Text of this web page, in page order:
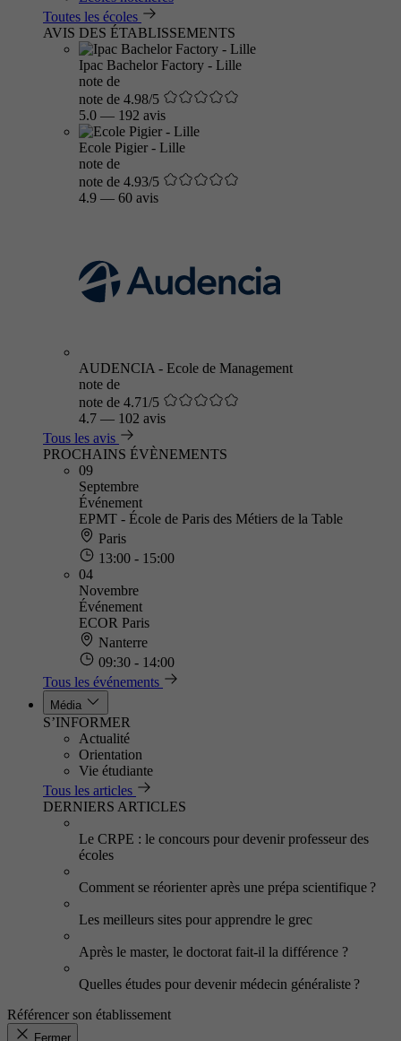
Toutes les écoles
AVIS DES ÉTABLISSEMENTS
Ipac Bachelor Factory - Lille
note de
note de 4.98/5
5.0 — 192 avis
Ecole Pigier - Lille
note de
note de 4.93/5
4.9 — 60 avis
AUDENCIA - Ecole de Management
note de
note de 4.71/5
4.7 — 102 avis
Tous les avis
PROCHAINS ÉVÈNEMENTS
09
Septembre
Événement
EPMT - École de Paris des Métiers de la Table
Paris
13:00 - 15:00
04
Novembre
Événement
ECOR Paris
Nanterre
09:30 - 14:00
Tous les événements
Média
S’INFORMER
Actualité
Orientation
Vie étudiante
Tous les articles
DERNIERS ARTICLES
Le CRPE : le concours pour devenir professeur des
écoles
Comment se réorienter après une prépa scientifique ?
Les meilleurs sites pour apprendre le grec
Après le master, le doctorat fait-il la différence ?
Quelles études pour devenir médecin généraliste ?
Référencer son établissement
Fermer